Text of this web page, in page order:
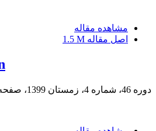
مشاهده مقاله
اصل مقاله 1.5 M
دوره 46، شماره 4، زمستان 1399، صفحه